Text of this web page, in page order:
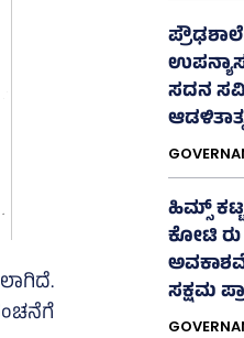
ಸದನ
ಹಿಮ್ಸ್‌
ಕೋಟಿ ರು
ಸಕ್ಷಮ